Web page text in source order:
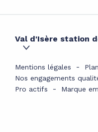
Val d'Isère station
Mentions légales
Nos engagements
Pro actifs
Marque